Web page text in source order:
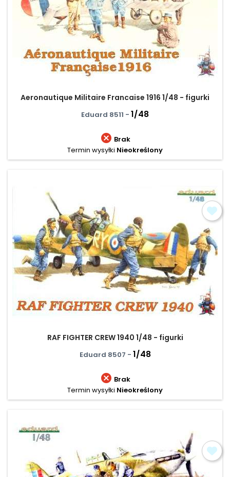
Aeronautique Militaire Francaise 1916 1/48 - figurki
Eduard 8511 - 1/48
 Brak
Termin wysyłki Nieokreślony
RAF FIGHTER CREW 1940 1/48 - figurki
Eduard 8507 - 1/48
 Brak
Termin wysyłki Nieokreślony